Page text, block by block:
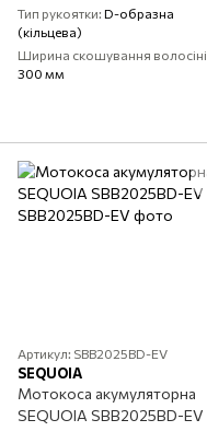
Тип рукоятки D-образна
(кільцева)
Ширина скошування волосіні
300 мм
Артикул: SBB2025BD-EV
SEQUOIA
Мотокоса акумуляторна
SEQUOIA SBB2025BD-EV